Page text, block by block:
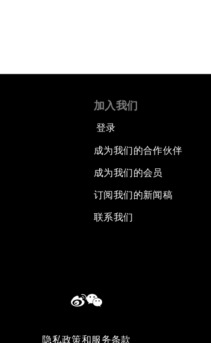
加入我们
登录
成为我们的合作伙伴
成为我们的会员
订阅我们的新闻稿
联系我们
隐私政策和服务条款